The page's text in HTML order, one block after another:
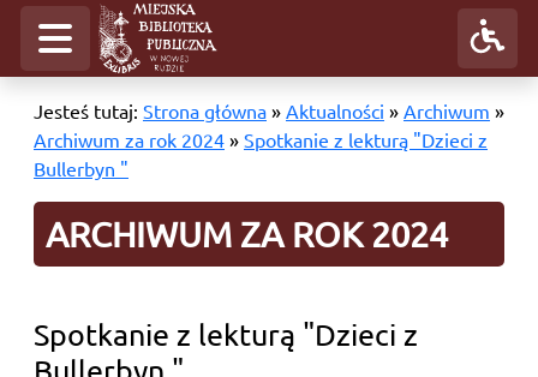
Jesteś tutaj: Strona główna » Aktualności » Archiwum »
Archiwum za rok 2024 » Spotkanie z lekturą "Dzieci z
Bullerbyn "
ARCHIWUM ZA ROK 2024
Spotkanie z lekturą "Dzieci z